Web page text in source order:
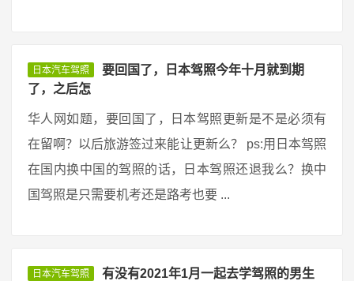
日本汽车驾照
要回国了，日本驾照今年十月就到期
了，之后怎
华人网如题，要回国了，日本驾照更新是不是必须有
在留啊？以后旅游签过来能让更新么？ ps:用日本驾照
在国内换中国的驾照的话，日本驾照还退我么？换中
国驾照是只需要机考还是路考也要 ...
日本汽车驾照
有没有2021年1月一起去学驾照的男生